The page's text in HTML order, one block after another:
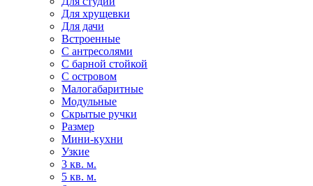
Для хрущевки
Для дачи
Встроенные
С антресолями
С барной стойкой
С островом
Малогабаритные
Модульные
Скрытые ручки
Размер
Мини-кухни
Узкие
3 кв. м.
5 кв. м.